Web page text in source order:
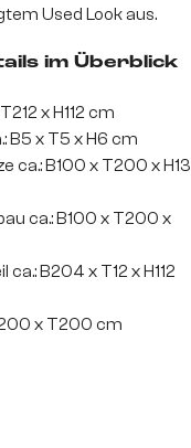
Used Look aus.
im Überblick
x H112 cm
B5 x T5 x H6 cm
ca.: B100 x T200 x H13
ca.: B100 x T200 x
B204 x T12 x H112
x T200 cm